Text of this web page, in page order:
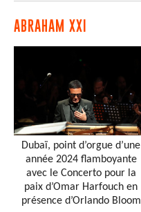
ABRAHAM XXI
Dubaï, point d’orgue d’une
année 2024 flamboyante
avec le Concerto pour la
paix d’Omar Harfouch en
présence d’Orlando Bloom